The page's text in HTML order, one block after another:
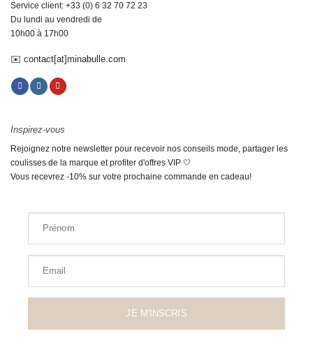
Service client: +33 (0) 6 32 70 72 23
Du lundi au vendredi de
10h00 à 17h00
✉️ contact[at]minabulle.com
Inspirez-vous
Rejoignez notre newsletter pour recevoir nos conseils mode, partager les
coulisses de la marque et profiter d'offres VIP 🤍
Vous recevrez -10% sur votre prochaine commande en cadeau!
Prénom
Email
JE M'INSCRIS